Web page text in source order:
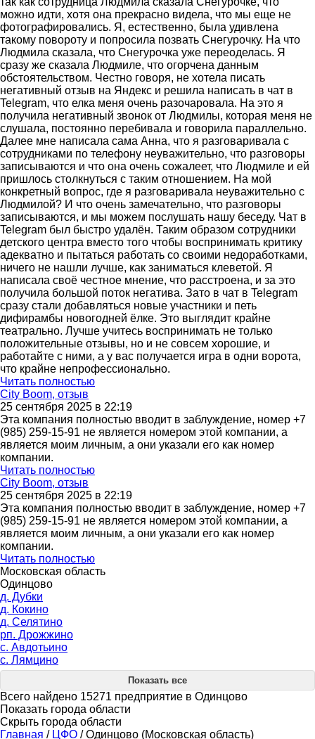
можно идти, хотя она прекрасно видела, что мы еще не
фотографировались. Я, естественно, была удивлена
такому повороту и попросила позвать Снегурочку. На что
Людмила сказала, что Снегурочка уже переоделась. Я
сразу же сказала Людмиле, что огорчена данным
обстоятельством. Честно говоря, не хотела писать
негативный отзыв на Яндекс и решила написать в чат в
Telegram, что елка меня очень разочаровала. На это я
получила негативный звонок от Людмилы, которая меня не
слушала, постоянно перебивала и говорила параллельно.
Далее мне написала сама Анна, что я разговаривала с
сотрудниками по телефону неуважительно, что разговоры
записываются и что она очень сожалеет, что Людмиле и ей
пришлось столкнуться с таким отношением. На мой
конкретный вопрос, где я разговаривала неуважительно с
Людмилой? И что очень замечательно, что разговоры
записываются, и мы можем послушать нашу беседу. Чат в
Telegram был быстро удалён. Таким образом сотрудники
детского центра вместо того чтобы воспринимать критику
адекватно и пытаться работать со своими недоработками,
ничего не нашли лучше, как заниматься клеветой. Я
написала своё честное мнение, что расстроена, и за это
получила большой поток негатива. Зато в чат в Telegram
сразу стали добавляться новые участники и петь
дифирамбы новогодней ёлке. Это выглядит крайне
театрально. Лучше учитесь воспринимать не только
положительные отзывы, но и не совсем хорошие, и
работайте с ними, а у вас получается игра в одни ворота,
что крайне непрофессионально.
Читать полностью
City Boom, отзыв
25 сентября 2025 в 22:19
Эта компания полностью вводит в заблуждение, номер +7
(985) 259-15-91 не является номером этой компании, а
является моим личным, а они указали его как номер
компании.
Читать полностью
City Boom, отзыв
25 сентября 2025 в 22:19
Эта компания полностью вводит в заблуждение, номер +7
(985) 259-15-91 не является номером этой компании, а
является моим личным, а они указали его как номер
компании.
Читать полностью
Московская область
Одинцово
д. Дубки
д. Кокино
д. Селятино
рп. Дрожжино
с. Авдотьино
с. Лямцино
Показать все
Всего найдено 15271 предприятие в Одинцово
Показать города области
Скрыть города области
Главная / ЦФО / Одинцово (Московская область)